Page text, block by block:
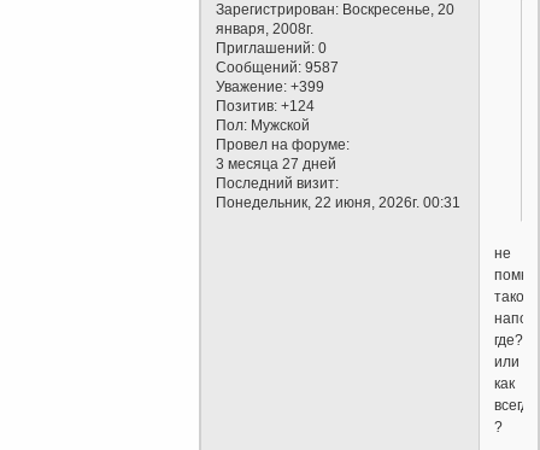
Зарегистрирован: Воскресенье, 20
января, 2008г.
Приглашений: 0
Сообщений: 9587
Уважение: +399
Позитив: +124
Пол: Мужской
Провел на форуме:
3 месяца 27 дней
Последний визит:
Понедельник, 22 июня, 2026г. 00:31
не
помню
такого,
где?
или
как
всегда
?